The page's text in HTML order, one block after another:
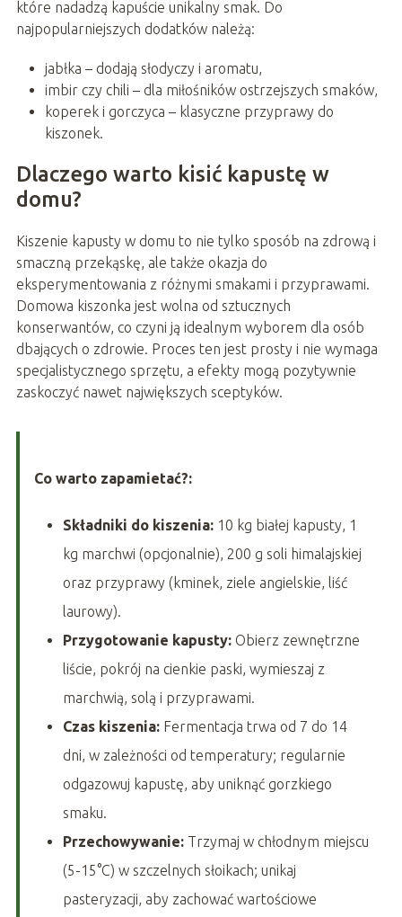
które nadadzą kapuście unikalny smak. Do
najpopularniejszych dodatków należą:
jabłka – dodają słodyczy i aromatu,
imbir czy chili – dla miłośników ostrzejszych smaków,
koperek i gorczyca – klasyczne przyprawy do
kiszonek.
Dlaczego warto kisić kapustę w
domu?
Kiszenie kapusty w domu to nie tylko sposób na zdrową i
smaczną przekąskę, ale także okazja do
eksperymentowania z różnymi smakami i przyprawami.
Domowa kiszonka jest wolna od sztucznych
konserwantów, co czyni ją idealnym wyborem dla osób
dbających o zdrowie. Proces ten jest prosty i nie wymaga
specjalistycznego sprzętu, a efekty mogą pozytywnie
zaskoczyć nawet największych sceptyków.
Co warto zapamietać?:
Składniki do kiszenia:10 kg białej kapusty, 1
kg marchwi (opcjonalnie), 200 g soli himalajskiej
oraz przyprawy (kminek, ziele angielskie, liść
laurowy).
Przygotowanie kapusty:Obierz zewnętrzne
liście, pokrój na cienkie paski, wymieszaj z
marchwią, solą i przyprawami.
Czas kiszenia:Fermentacja trwa od 7 do 14
dni, w zależności od temperatury; regularnie
odgazowuj kapustę, aby uniknąć gorzkiego
smaku.
Przechowywanie:Trzymaj w chłodnym miejscu
(5-15°C) w szczelnych słoikach; unikaj
pasteryzacji, aby zachować wartościowe